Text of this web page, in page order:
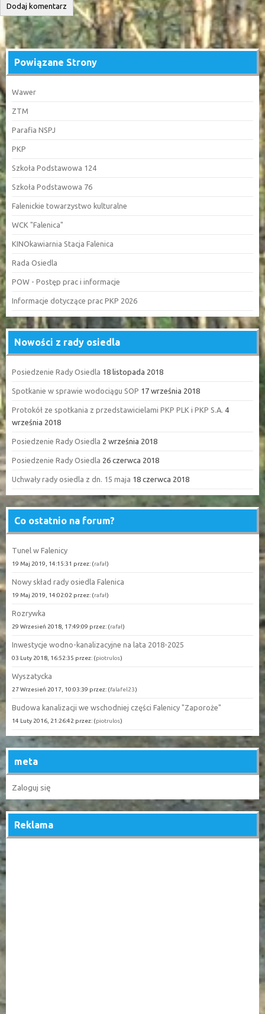
Powiązane Strony
Wawer
ZTM
Parafia NSPJ
PKP
Szkoła Podstawowa 124
Szkoła Podstawowa 76
Falenickie towarzystwo kulturalne
WCK "Falenica"
KINOkawiarnia Stacja Falenica
Rada Osiedla
POW - Postęp prac i informacje
Informacje dotyczące prac PKP 2026
Nowości z rady osiedla
Posiedzenie Rady Osiedla 18 listopada 2018
Spotkanie w sprawie wodociągu SOP 17 września 2018
Protokół ze spotkania z przedstawicielami PKP PLK i PKP S.A. 4
września 2018
Posiedzenie Rady Osiedla 2 września 2018
Posiedzenie Rady Osiedla 26 czerwca 2018
Uchwały rady osiedla z dn. 15 maja 18 czerwca 2018
Co ostatnio na forum?
Tunel w Falenicy
19 Maj 2019, 14:15:31 przez: (rafał)
Nowy skład rady osiedla Falenica
19 Maj 2019, 14:02:02 przez: (rafał)
Rozrywka
29 Wrzesień 2018, 17:49:09 przez: (rafał)
Inwestycje wodno-kanalizacyjne na lata 2018-2025
03 Luty 2018, 16:52:35 przez: (piotrulos)
Wyszatycka
27 Wrzesień 2017, 10:03:39 przez: (falafel23)
Budowa kanalizacji we wschodniej części Falenicy "Zaporoże"
14 Luty 2016, 21:26:42 przez: (piotrulos)
meta
Zaloguj się
Reklama